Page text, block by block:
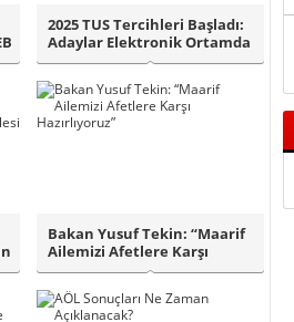
2025 TUS Tercihleri Başladı:
Adaylar Elektronik Ortamda
Terc..
Bakan Yusuf Tekin: “Maarif
Ailemizi Afetlere Karşı
Hazırlıyo..